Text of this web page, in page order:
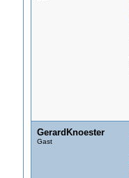
GerardKnoester
Gast